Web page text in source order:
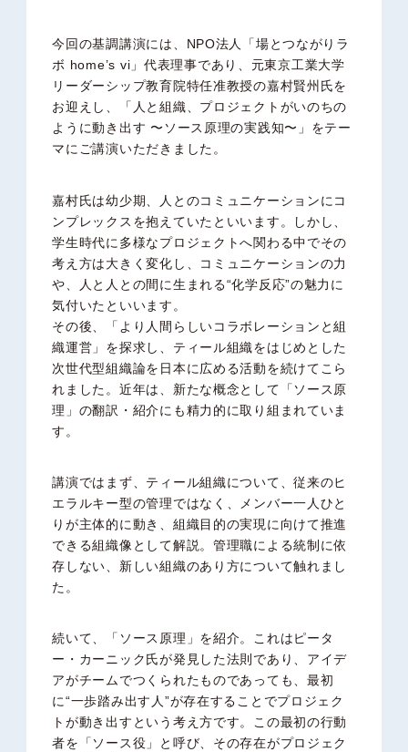
今回の基調講演には、NPO法人「場とつながりラ
ボ home’s vi」代表理事であり、元東京工業大学
リーダーシップ教育院特任准教授の嘉村賢州氏を
お迎えし、「人と組織、プロジェクトがいのちの
ように動き出す 〜ソース原理の実践知〜」をテー
マにご講演いただきました。
嘉村氏は幼少期、人とのコミュニケーションにコ
ンプレックスを抱えていたといいます。しかし、
学生時代に多様なプロジェクトへ関わる中でその
考え方は大きく変化し、コミュニケーションの力
や、人と人との間に生まれる“化学反応”の魅力に
気付いたといいます。
その後、「より人間らしいコラボレーションと組
織運営」を探求し、ティール組織をはじめとした
次世代型組織論を日本に広める活動を続けてこら
れました。近年は、新たな概念として「ソース原
理」の翻訳・紹介にも精力的に取り組まれていま
す。
講演ではまず、ティール組織について、従来のヒ
エラルキー型の管理ではなく、メンバー一人ひと
りが主体的に動き、組織目的の実現に向けて推進
できる組織像として解説。管理職による統制に依
存しない、新しい組織のあり方について触れまし
た。
続いて、「ソース原理」を紹介。これはピータ
ー・カーニック氏が発見した法則であり、アイデ
アがチームでつくられたものであっても、最初
に“一歩踏み出す人”が存在することでプロジェク
トが動き出すという考え方です。この最初の行動
者を「ソース役」と呼び、その存在がプロジェク